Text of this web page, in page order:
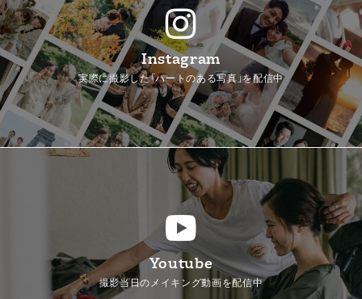
Instagram
実際に撮影した「ハートのある写真」を配信中
Youtube
撮影当日のメイキング動画を配信中